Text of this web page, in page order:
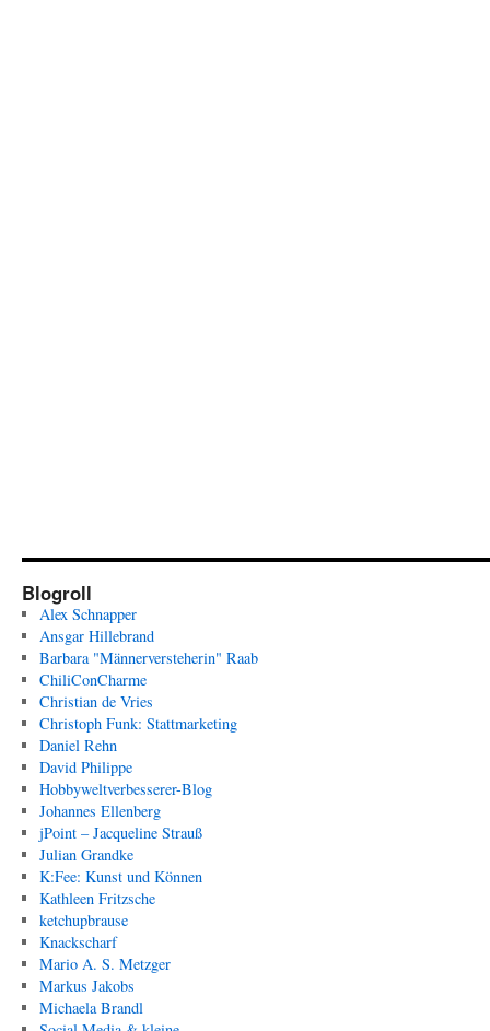
Blogroll
Alex Schnapper
Ansgar Hillebrand
Barbara "Männerversteherin" Raab
ChiliConCharme
Christian de Vries
Christoph Funk: Stattmarketing
Daniel Rehn
David Philippe
Hobbyweltverbesserer-Blog
Johannes Ellenberg
jPoint – Jacqueline Strauß
Julian Grandke
K:Fee: Kunst und Können
Kathleen Fritzsche
ketchupbrause
Knackscharf
Mario A. S. Metzger
Markus Jakobs
Michaela Brandl